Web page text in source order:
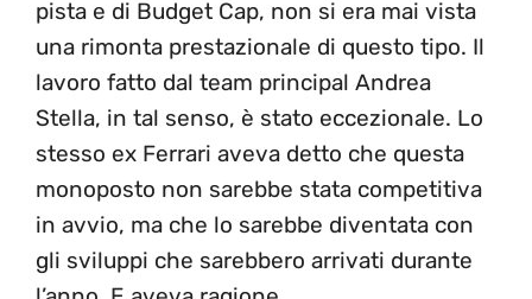
pista e di Budget Cap, non si era mai vista
una rimonta prestazionale di questo tipo. Il
lavoro fatto dal team principal Andrea
Stella, in tal senso, è stato eccezionale. Lo
stesso ex Ferrari aveva detto che questa
monoposto non sarebbe stata competitiva
in avvio, ma che lo sarebbe diventata con
gli sviluppi che sarebbero arrivati durante